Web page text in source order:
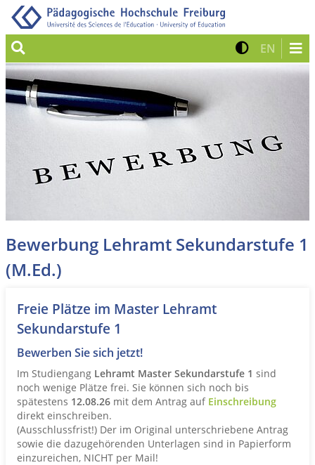
Suche Kontrast
EN Zur
Bewerbung Lehramt Sekundarstufe 1
(M.Ed.)
Freie Plätze im Master Lehramt
Sekundarstufe 1
Bewerben Sie sich jetzt!
Im Studiengang Lehramt Master Sekundarstufe 1 sind
noch wenige Plätze frei. Sie können sich noch bis
spätestens 12.08.26 mit dem Antrag auf Einschreibung
direkt einschreiben.
(Ausschlussfrist!) Der im Original unterschriebene Antrag
sowie die dazugehörenden Unterlagen sind in Papierform
einzureichen, NICHT per Mail!